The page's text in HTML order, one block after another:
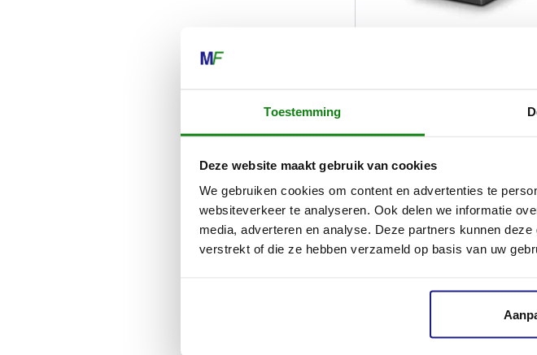
Toestemming
Deze website maakt gebruik van cookies
We gebruiken cookies om content en advertenties te
websiteverkeer te analyseren. Ook delen we informatie
media, adverteren en analyse. Deze partners kunnen
verstrekt of die ze hebben verzameld op basis van uw